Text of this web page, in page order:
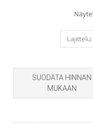
SUODATA HINNAN
MUKAAN